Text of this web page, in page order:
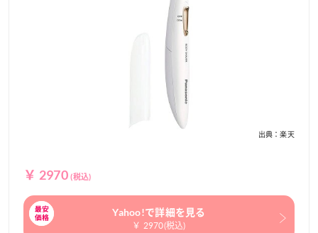
出典：楽天
￥ 2970(税込)
Yahoo!で詳細を見る
￥ 2970(税込)